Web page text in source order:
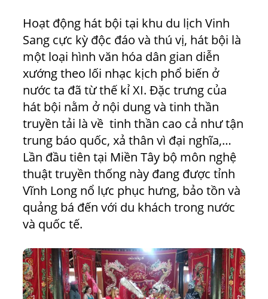
Hoạt động hát bội tại khu du lịch Vinh
Sang cực kỳ độc đáo và thú vị, hát bội là
một loại hình văn hóa dân gian diễn
xướng theo lối nhạc kịch phổ biến ở
nước ta đã từ thế kỉ XI. Đặc trưng của
hát bội nằm ở nội dung và tinh thần
truyền tải là về tinh thần cao cả như tận
trung báo quốc, xả thân vì đại nghĩa,…
Lần đầu tiên tại Miền Tây bộ môn nghệ
thuật truyền thống này đang được tỉnh
Vĩnh Long nổ lực phục hưng, bảo tồn và
quảng bá đến với du khách trong nước
và quốc tế.